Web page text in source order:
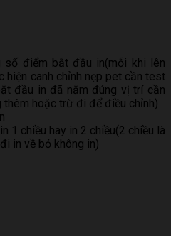
số điểm bắt đầu in(mỗi khi lên
hiện canh chỉnh nẹp pet cần test
đầu in đã nằm đúng vị trí cần
thêm hoặc trừ đi để điều chỉnh)
1 chiều hay in 2 chiều(2 chiều là
in về bỏ không in)